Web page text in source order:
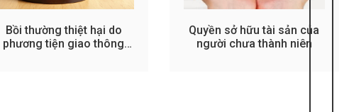
Bồi thường thiệt hại do
phương tiện giao thông
Quyền sở hữu tài sản của
người chưa thành niên